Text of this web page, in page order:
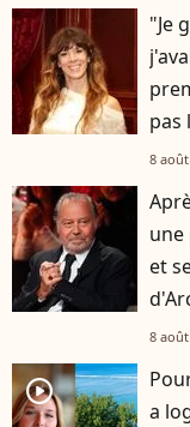
"Je
pas
8
une
et
8
player2
a